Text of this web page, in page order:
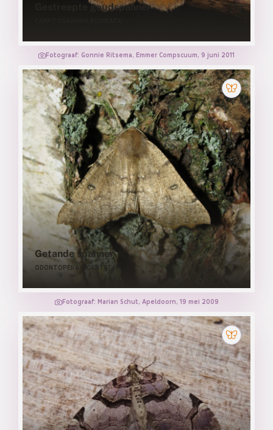
Gestreepte goudspanner
Fotograaf: Gonnie Ritsema, Emmer Compscuum, 9 juni 2011
Getande spanner
ODONTOPERA BIDENTATA
Fotograaf: Marian Schut, Apeldoorn, 19 mei 2009